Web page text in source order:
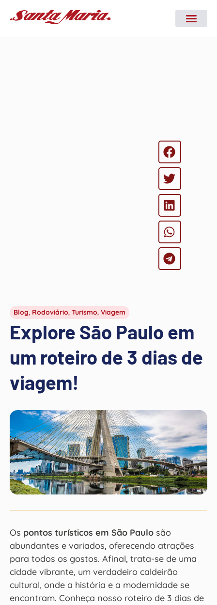
Blog, Rodoviário, Turismo, Viagem
Explore São Paulo em
um roteiro de 3 dias de
viagem!
Os pontos turísticos em São Paulo são
abundantes e variados, oferecendo atrações
para todos os gostos. Afinal, trata-se de uma
cidade vibrante, um verdadeiro caldeirão
cultural, onde a história e a modernidade se
encontram. Conheça nosso roteiro de 3 dias de